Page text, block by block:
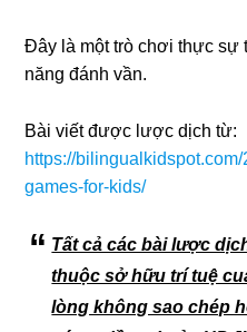
Đây là một trò chơi thực sự
năng đánh vần.
Bài viết được lược dịch từ:
https://
games-for-kids/
Tất cả các bài lược
thuộc sở hữu trí tuệ
lòng không sao chép